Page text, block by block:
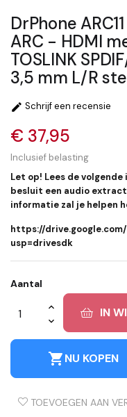
DrPhone
ARC - HDMI
TOSLINK
3,5 mm L/R
 Schrijf een recensie
€ 37,95
Inclusief belasting
Let op! Lees de
besluit een audio
informatie zal je helpen
https://
usp=drivesdk
Aantal
IN
shopping_cartNU KOPEN
TOEVOEGEN AAN